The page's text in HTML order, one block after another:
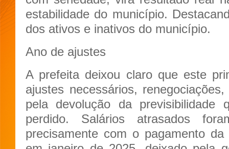
estabilidade do município.
dos ativos e inativos do município.
Ano de ajustes
A prefeita deixou claro que este
ajustes necessários,
pela devolução da previsibilidade
perdido. Salários atrasados
precisamente com o pagamento